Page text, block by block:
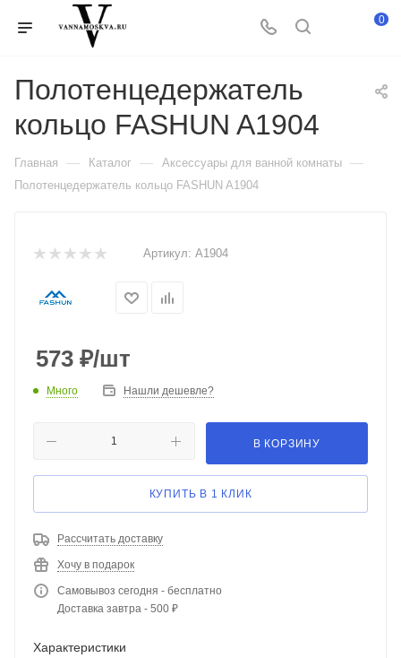
0
Полотенцедержатель
кольцо FASHUN A1904
Главная — Каталог — Аксессуары для ванной комнаты —
Полотенцедержатель кольцо FASHUN A1904
Артикул: A1904
573 ₽/шт
Много Нашли дешевле?
В КОРЗИНУ
КУПИТЬ В 1 КЛИК
Рассчитать доставку
Хочу в подарок
Самовывоз сегодня - бесплатно
Доставка завтра - 500 ₽
Характеристики